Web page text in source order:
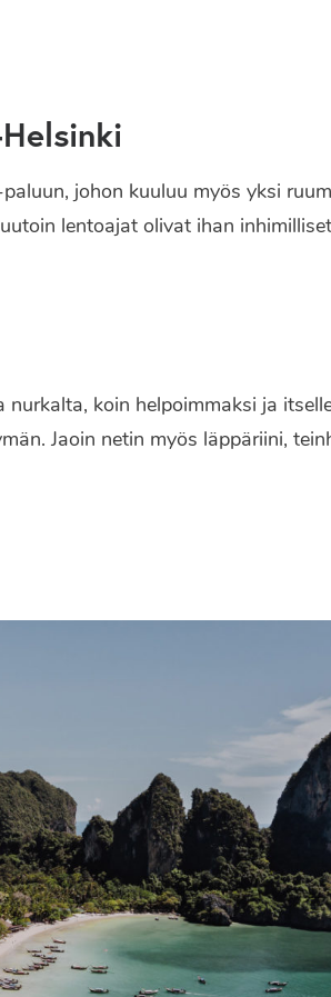
johon kuuluu myös yksi
lentoajat olivat ihan
koin helpoimmaksi ja
Jaoin netin myös läppäriini,